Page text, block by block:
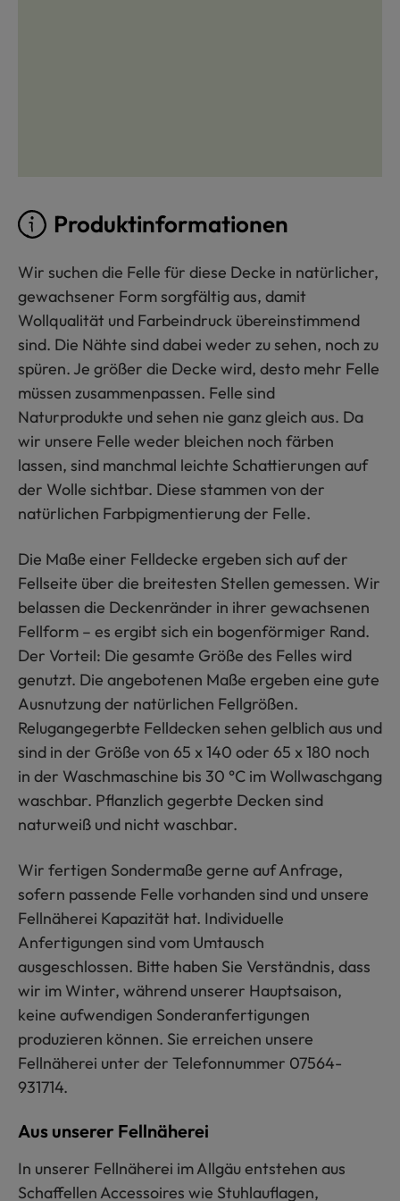
Produktinformationen
Wir suchen die Felle für diese Decke in natürlicher,
gewachsener Form sorgfältig aus, damit
Wollqualität und Farbeindruck übereinstimmend
sind. Die Nähte sind dabei weder zu sehen, noch zu
spüren. Je größer die Decke wird, desto mehr Felle
müssen zusammenpassen. Felle sind
Naturprodukte und sehen nie ganz gleich aus. Da
wir unsere Felle weder bleichen noch färben
lassen, sind manchmal leichte Schattierungen auf
der Wolle sichtbar. Diese stammen von der
natürlichen Farbpigmentierung der Felle.
Die Maße einer Felldecke ergeben sich auf der
Fellseite über die breitesten Stellen gemessen. Wir
belassen die Deckenränder in ihrer gewachsenen
Fellform – es ergibt sich ein bogenförmiger Rand.
Der Vorteil: Die gesamte Größe des Felles wird
genutzt. Die angebotenen Maße ergeben eine gute
Ausnutzung der natürlichen Fellgrößen.
Relugangegerbte Felldecken sehen gelblich aus und
sind in der Größe von 65 x 140 oder 65 x 180 noch
in der Waschmaschine bis 30 °C im Wollwaschgang
waschbar. Pflanzlich gegerbte Decken sind
naturweiß und nicht waschbar.
Wir fertigen Sondermaße gerne auf Anfrage,
sofern passende Felle vorhanden sind und unsere
Fellnäherei Kapazität hat. Individuelle
Anfertigungen sind vom Umtausch
ausgeschlossen. Bitte haben Sie Verständnis, dass
wir im Winter, während unserer Hauptsaison,
keine aufwendigen Sonderanfertigungen
produzieren können. Sie erreichen unsere
Fellnäherei unter der Telefonnummer 07564-
931714.
Aus unserer Fellnäherei
In unserer Fellnäherei im Allgäu entstehen aus
Schaffellen Accessoires wie Stuhlauflagen,